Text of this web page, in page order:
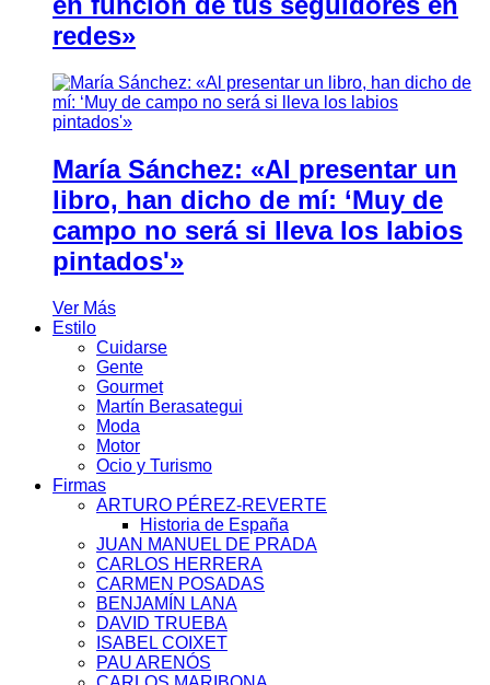
redes»
María Sánchez: «Al presentar un
libro, han dicho de mí: ‘Muy de
campo no será si lleva los labios
pintados'»
Ver Más
Estilo
Cuidarse
Gente
Gourmet
Martín Berasategui
Moda
Motor
Ocio y Turismo
Firmas
ARTURO PÉREZ-REVERTE
Historia de España
JUAN MANUEL DE PRADA
CARLOS HERRERA
CARMEN POSADAS
BENJAMÍN LANA
DAVID TRUEBA
ISABEL COIXET
PAU ARENÓS